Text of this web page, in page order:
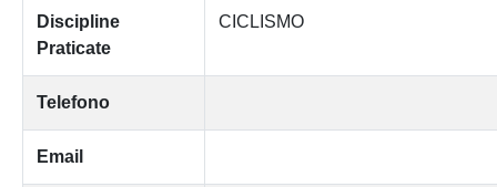
Discipline
Praticate
CICLISMO
Telefono
Email